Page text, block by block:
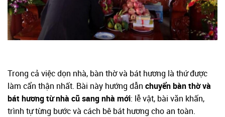
Trong cả việc dọn nhà, bàn thờ và bát hương là thứ được
làm cẩn thận nhất. Bài này hướng dẫn chuyển bàn thờ và
bát hương từ nhà cũ sang nhà mới: lễ vật, bài văn khấn,
trình tự từng bước và cách bê bát hương cho an toàn.